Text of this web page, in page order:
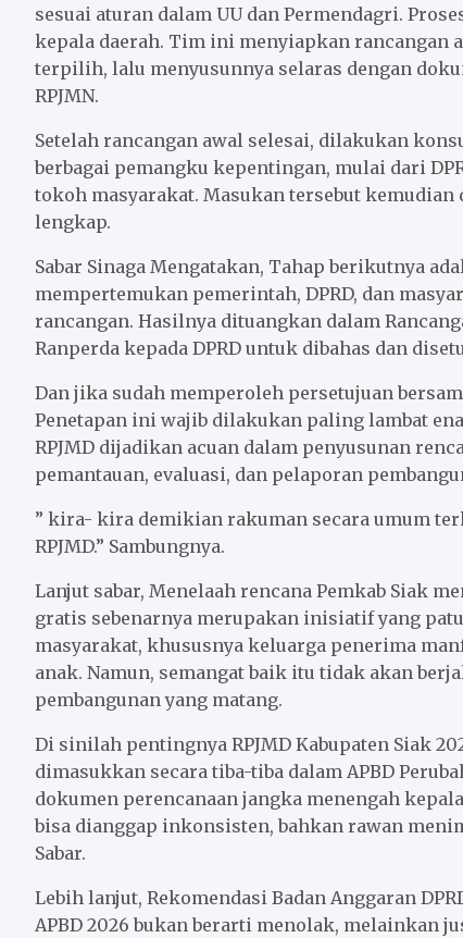
sesuai aturan dalam UU dan Permendagri.
kepala daerah. Tim ini menyiapkan rancangan
terpilih, lalu menyusunnya selaras dengan
RPJMN.
Setelah rancangan awal selesai, dilakukan
berbagai pemangku kepentingan, mulai dari
tokoh masyarakat. Masukan tersebut kemudian
lengkap.
Sabar Sinaga Mengatakan, Tahap berikutnya
mempertemukan pemerintah, DPRD, dan
rancangan. Hasilnya dituangkan dalam
Ranperda kepada DPRD untuk dibahas dan
Dan jika sudah memperoleh persetujuan
Penetapan ini wajib dilakukan paling lambat
RPJMD dijadikan acuan dalam penyusunan
pemantauan, evaluasi, dan pelaporan
” kira- kira demikian rakuman secara umum
RPJMD.” Sambungnya.
Lanjut sabar, Menelaah rencana Pemkab Siak
gratis sebenarnya merupakan inisiatif yang
masyarakat, khususnya keluarga penerima
anak. Namun, semangat baik itu tidak akan
pembangunan yang matang.
Di sinilah pentingnya RPJMD Kabupaten Siak
dimasukkan secara tiba-tiba dalam APBD
dokumen perencanaan jangka menengah
bisa dianggap inkonsisten, bahkan rawan
Sabar.
Lebih lanjut, Rekomendasi Badan Anggaran
APBD 2026 bukan berarti menolak, melainkan